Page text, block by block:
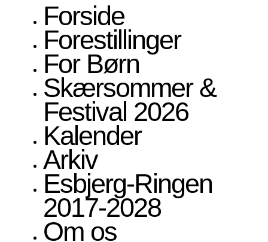
Forside
Forestillinger
For Børn
Skærsommer &
Festival 2026
Kalender
Arkiv
Esbjerg-Ringen
2017-2028
Om os